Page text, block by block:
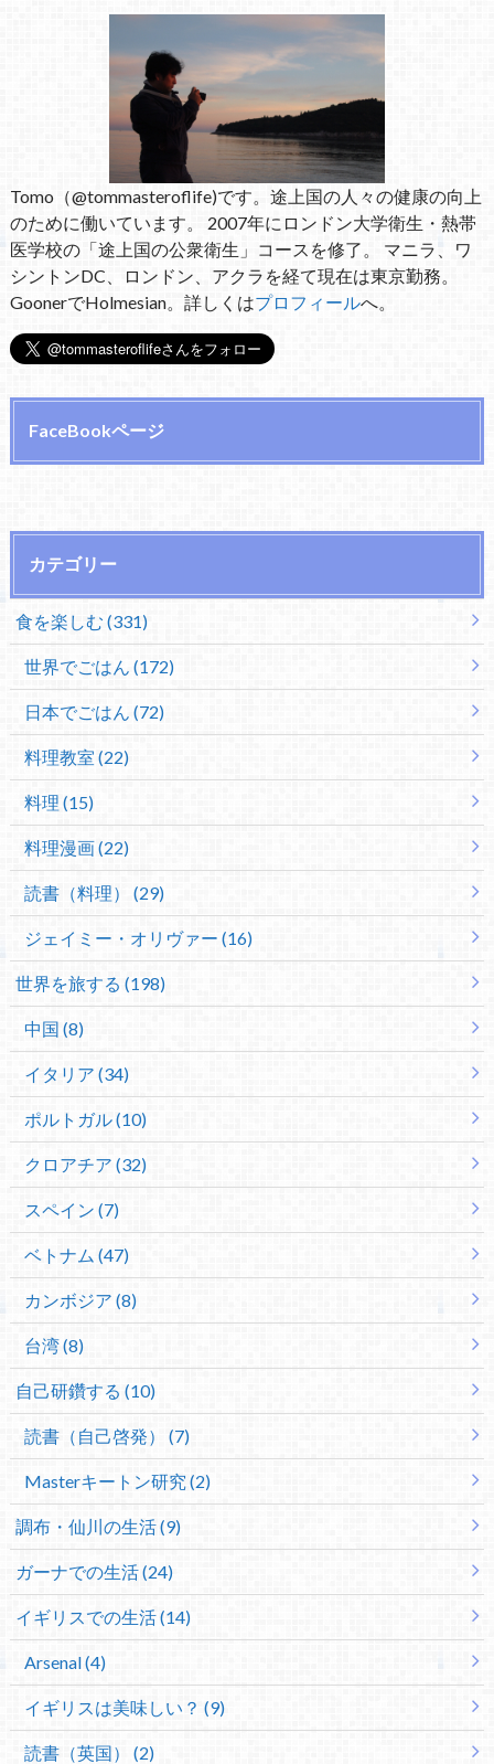
Tomo（@tommasteroflife)です。途上国の人々の健康の向上
のために働いています。 2007年にロンドン大学衛生・熱帯
医学校の「途上国の公衆衛生」コースを修了。 マニラ、ワ
シントンDC、ロンドン、アクラを経て現在は東京勤務。
GoonerでHolmesian。詳しくはプロフィールへ。
FaceBookページ
カテゴリー
食を楽しむ (331)
世界でごはん (172)
日本でごはん (72)
料理教室 (22)
料理 (15)
料理漫画 (22)
読書（料理） (29)
ジェイミー・オリヴァー (16)
世界を旅する (198)
中国 (8)
イタリア (34)
ポルトガル (10)
クロアチア (32)
スペイン (7)
ベトナム (47)
カンボジア (8)
台湾 (8)
自己研鑽する (10)
読書（自己啓発） (7)
Masterキートン研究 (2)
調布・仙川の生活 (9)
ガーナでの生活 (24)
イギリスでの生活 (14)
Arsenal (4)
イギリスは美味しい？ (9)
読書（英国） (2)